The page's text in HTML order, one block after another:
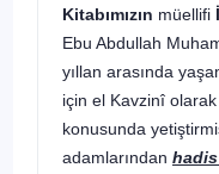
Kitabımızın müellifi
Ebu Abdullah
yıllan arasında
için el Kavzinî
konusunda
adamlarından hadis